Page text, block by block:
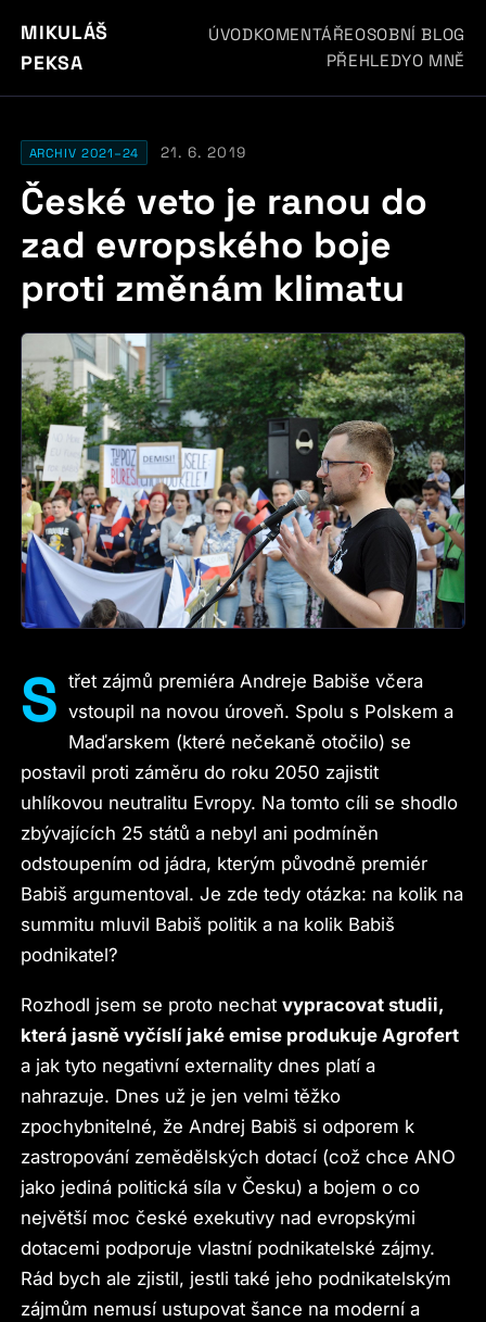
MIKULÁŠ
PEKSA
ÚVODKOMENTÁŘEOSOBNÍ BLOG
PŘEHLEDYO MNĚ
ARCHIV 2021–24 21. 6. 2019
České veto je ranou do
zad evropského boje
proti změnám klimatu
S třet zájmů premiéra Andreje Babiše včera
vstoupil na novou úroveň. Spolu s Polskem a
Maďarskem (které nečekaně otočilo) se
postavil proti záměru do roku 2050 zajistit
uhlíkovou neutralitu Evropy. Na tomto cíli se shodlo
zbývajících 25 států a nebyl ani podmíněn
odstoupením od jádra, kterým původně premiér
Babiš argumentoval. Je zde tedy otázka: na kolik na
summitu mluvil Babiš politik a na kolik Babiš
podnikatel?
Rozhodl jsem se proto nechatvypracovat studii,
která jasně vyčíslí jaké emise produkuje Agrofert
a jak tyto negativní externality dnes platí a
nahrazuje. Dnes už je jen velmi těžko
zpochybnitelné, že Andrej Babiš si odporem k
zastropování zemědělských dotací (což chce ANO
jako jediná politická síla v Česku) a bojem o co
největší moc české exekutivy nad evropskými
dotacemi podporuje vlastní podnikatelské zájmy.
Rád bych ale zjistil, jestli také jeho podnikatelským
zájmům nemusí ustupovat šance na moderní a